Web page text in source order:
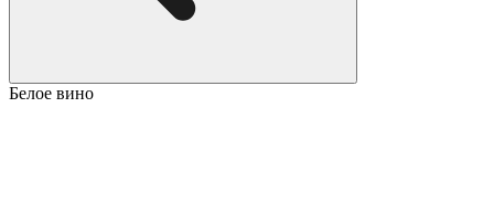
Белое вино